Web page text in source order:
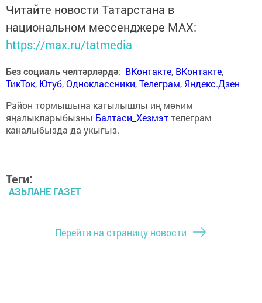
Читайте новости Татарстана в
национальном мессенджере MАХ:
https://max.ru/tatmedia
Без социаль челтәрләрдә: ВКонтакте, ВКонтакте,
ТикТок, Ютуб,Одноклассники,Телеграм, Яндекс.Дзен
Район тормышына кагылышлы иң мөһим
яңалыкларыбызны Балтаси_Хезмэттелеграм
каналыбызда да укыгыз.
Теги:
АЗЬЛАНЕ ГАЗЕТ
Перейти на страницу новости